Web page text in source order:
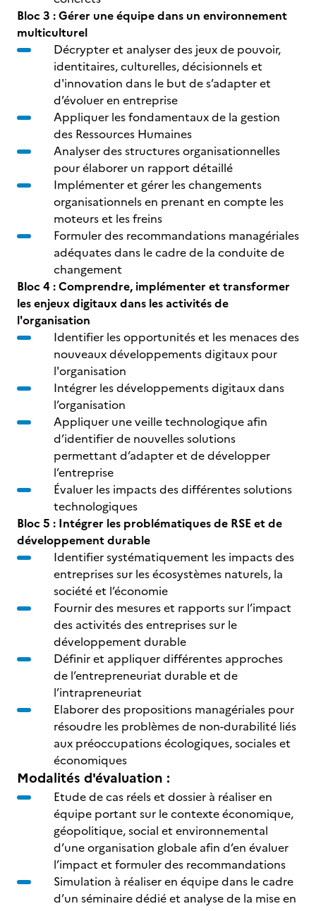
Bloc 3 : Gérer une équipe dans un environnement
multiculturel
Décrypter et analyser des jeux de pouvoir,
identitaires, culturelles, décisionnels et
d'innovation dans le but de s’adapter et
d’évoluer en entreprise
Appliquer les fondamentaux de la gestion
des Ressources Humaines
Analyser des structures organisationnelles
pour élaborer un rapport détaillé
Implémenter et gérer les changements
organisationnels en prenant en compte les
moteurs et les freins
Formuler des recommandations managériales
adéquates dans le cadre de la conduite de
changement
Bloc 4 : Comprendre, implémenter et transformer
les enjeux digitaux dans les activités de
l'organisation
Identifier les opportunités et les menaces des
nouveaux développements digitaux pour
l'organisation
Intégrer les développements digitaux dans
l’organisation
Appliquer une veille technologique afin
d’identifier de nouvelles solutions
permettant d’adapter et de développer
l’entreprise
Évaluer les impacts des différentes solutions
technologiques
Bloc 5 : Intégrer les problématiques de RSE et de
développement durable
Identifier systématiquement les impacts des
entreprises sur les écosystèmes naturels, la
société et l’économie
Fournir des mesures et rapports sur l’impact
des activités des entreprises sur le
développement durable
Définir et appliquer différentes approches
de l’entrepreneuriat durable et de
l’intrapreneuriat
Elaborer des propositions managériales pour
résoudre les problèmes de non-durabilité liés
aux préoccupations écologiques, sociales et
économiques
Modalités d'évaluation :
Etude de cas réels et dossier à réaliser en
équipe portant sur le contexte économique,
géopolitique, social et environnemental
d’une organisation globale afin d’en évaluer
l’impact et formuler des recommandations
Simulation à réaliser en équipe dans le cadre
d’un séminaire dédié et analyse de la mise en